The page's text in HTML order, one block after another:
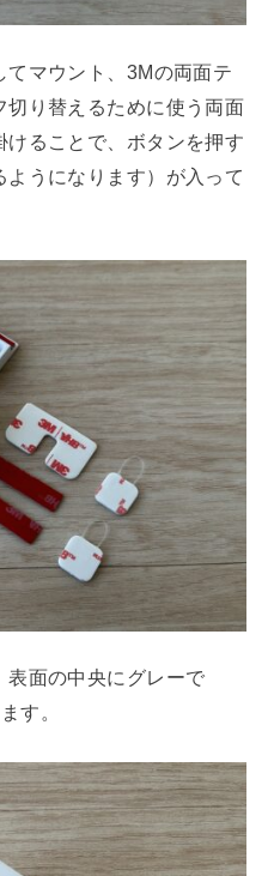
マウント、3Mの両面テ
切り替えるために使う両面
ることで、ボタンを押す
うになります）が入って
表面の中央にグレーで
す。